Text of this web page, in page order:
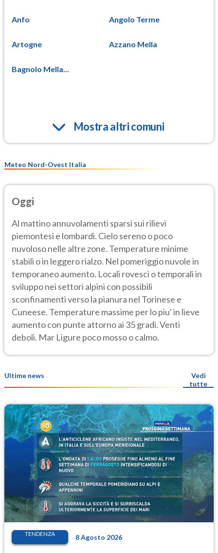
Anfo Angolo Terme
Artogne Azzano Mella
Bagnolo Mella...
Mostra altri comuni
Meteo Nord-Ovest Italia
Oggi
Al mattino annuvolamenti sparsi sui rilievi
piemontesi e lombardi. Cielo sereno o poco
nuvoloso nelle altre zone. Temperature minime
stabili o in leggero rialzo. Nel pomeriggio nuvole in
temporaneo aumento. Locali rovesci o temporali in
sviluppo nei settori alpini con possibili
sconfinamenti verso la pianura nel Torinese e
Cuneese. Temperature massime per lo piu' in lieve
aumento con punte attorno ai 35 gradi. Venti
deboli. Mar Ligure poco mosso o calmo.
Ultime news
Vedi
tutte
TENDENZA 8 Agosto 2026